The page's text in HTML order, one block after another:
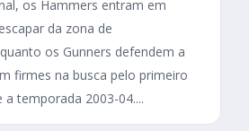
os Hammers entram em
da zona de
os Gunners defendem a
firmes na busca pelo primeiro
temporada 2003-04....